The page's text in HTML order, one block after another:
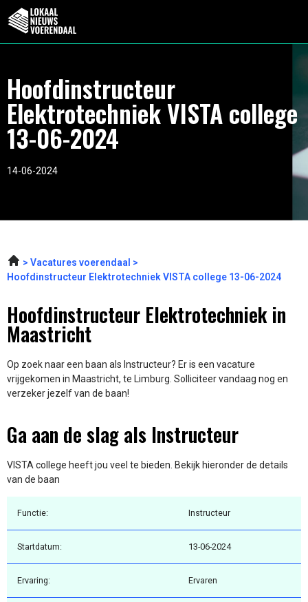
Hoofdinstructeur
Elektrotechniek VISTA college
13-06-2024
14-06-2024
Vacatures voerendaal
Hoofdinstructeur Elektrotechniek VISTA college 13-06-2024
Hoofdinstructeur Elektrotechniek in
Maastricht
Op zoek naar een baan als Instructeur? Er is een vacature
vrijgekomen in Maastricht, te Limburg. Solliciteer vandaag nog en
verzeker jezelf van de baan!
Ga aan de slag als Instructeur
VISTA college heeft jou veel te bieden. Bekijk hieronder de details
van de baan
Functie: Instructeur
Startdatum: 13-06-2024
Ervaring: Ervaren